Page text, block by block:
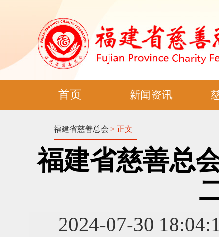
首页 新闻资讯
福建省慈善总会 > 正文
福建省慈善总
2024-07-30